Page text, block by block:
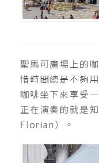
聖馬可廣場上的
惜時間總是不夠
咖啡坐下來享受
正在演奏的就是
Florian）。